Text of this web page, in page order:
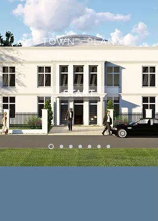
TOWN - PLAN
Ihr Planungsbüro
START